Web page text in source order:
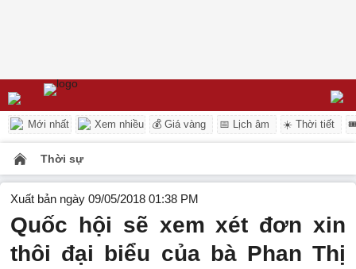
Mới nhất Xem nhiều 💰 Giá vàng 📅 Lịch âm ☀️ Thời tiết
Thời sự
Xuất bản ngày 09/05/2018 01:38 PM
Quốc hội sẽ xem xét đơn xin
thôi đại biểu của bà Phan Thị